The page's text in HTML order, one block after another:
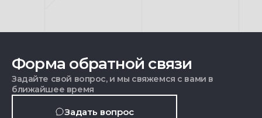
Форма обратной связи
Задайте свой вопрос, и мы свяжемся с вами в
ближайшее время
Задать вопрос